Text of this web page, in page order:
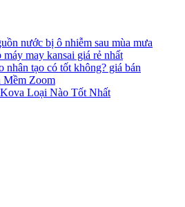
nước bị ô nhiễm sau mùa mưa
may kansai giá rẻ nhất
nhân tạo có tốt không? giá bán
Mềm Zoom
Loại Nào Tốt Nhất